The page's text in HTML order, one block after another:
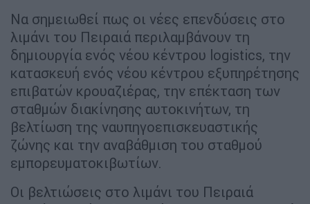
Να σημειωθεί πως οι νέες επενδύσεις στο
λιμάνι του Πειραιά περιλαμβάνουν τη
δημιουργία ενός νέου κέντρου logistics, την
κατασκευή ενός νέου κέντρου εξυπηρέτησης
επιβατών κρουαζιέρας, την επέκταση των
σταθμών διακίνησης αυτοκινήτων, τη
βελτίωση της ναυπηγοεπισκευαστικής
ζώνης και την αναβάθμιση του σταθμού
εμπορευματοκιβωτίων.
Οι βελτιώσεις στο λιμάνι του Πειραιά